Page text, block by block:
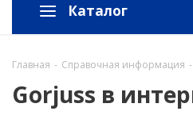
Каталог
Главная - Справочная информация -
Gorjuss в